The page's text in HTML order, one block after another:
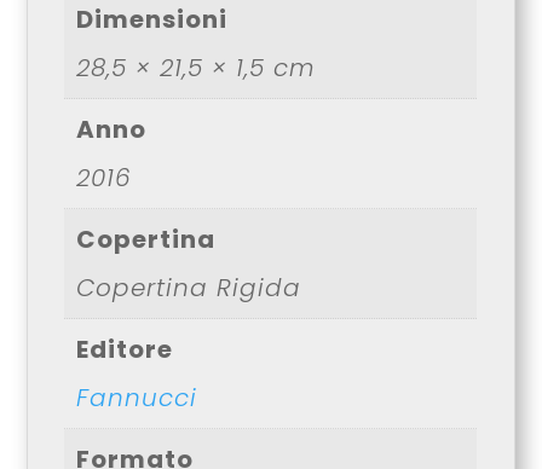
Dimensioni
28,5 × 21,5 × 1,5 cm
Anno
2016
Copertina
Copertina Rigida
Editore
Fannucci
Formato